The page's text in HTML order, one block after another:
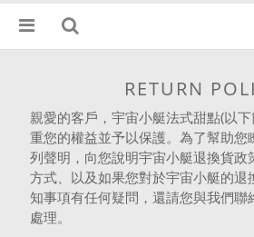
RETURN
親愛的客戶，宇宙小艇法式甜點(以
重您的權益並予以保護。為了幫助您
列聲明，向您說明宇宙小艇退換貨政
方式、以及如果您對於宇宙小艇的退
知事項有任何疑問，還請您與我們聯
處理。